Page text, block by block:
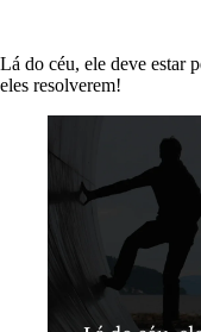
Lá do céu, ele deve estar
eles resolverem!